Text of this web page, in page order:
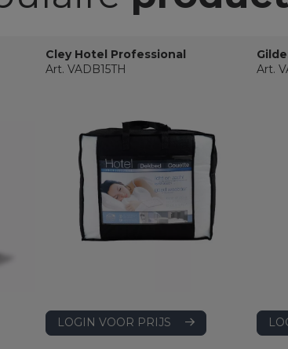
Cley Hotel Professional
Art. VADB15TH
LOGIN VOOR PRIJS
Art.